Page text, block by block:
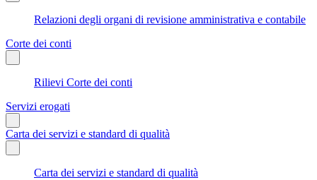
Relazioni degli organi di revisione amministrativa e contabile
Corte dei conti
Rilievi Corte dei conti
Servizi erogati
Carta dei servizi e standard di qualità
Carta dei servizi e standard di qualità